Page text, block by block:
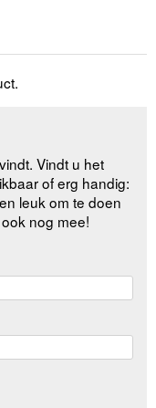
Vindt u het
of erg handig:
leuk om te doen
nog mee!